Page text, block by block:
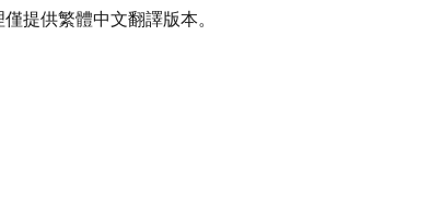
提供繁體中文翻譯版本。